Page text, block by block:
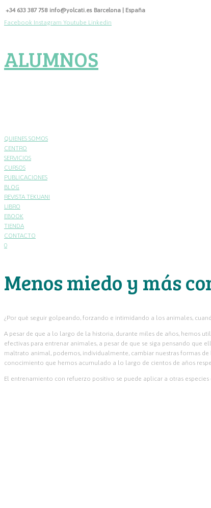
Skip
content
+34 633 387 758 info@yolcati.es Barcelona | España
Facebook Instagram Youtube Linkedin
ALUMNOS
QUIENES SOMOS
CENTRO
SERVICIOS
CURSOS
PUBLICACIONES
BLOG
REVISTA TEKUANI
LIBRO
EBOOK
TIENDA
CONTACTO
0
Menos miedo y más
¿Por qué seguir golpeando, forzando e intimidando a los animales,
A pesar de que a lo largo de la historia, durante miles de años, hemos
efectivas para entrenar animales, a pesar de que se siga pensando
maltrato animal, podemos, individualmente, cambiar nuestras formas
conocimiento que hemos acumulado a lo largo de cientos de años
El entrenamiento con refuerzo positivo se puede aplicar a otras